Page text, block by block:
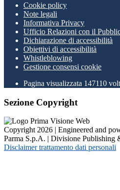
Cookie policy
Note legali
Informativa Privacy
Ufficio Relazioni con il
Dichiarazione di accessibilità
Obiettivi di accessibilità
Whistleblowing
Gestione consensi cookie
Pagina visualizzata 147110
Sezione Copyright
Copyright 2026 | Engineered and
Parma S.p.A. | Divisione Publishing
Disclaimer trattamento dati personali